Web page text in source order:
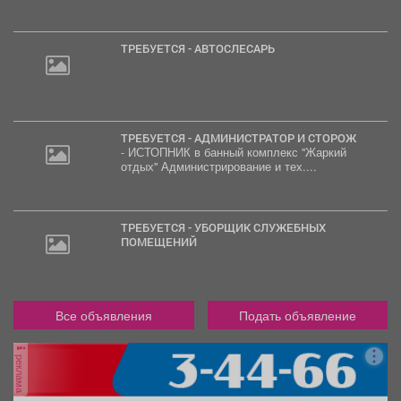
ТРЕБУЕТСЯ - АВТОСЛЕСАРЬ
ТРЕБУЕТСЯ - АДМИНИСТРАТОР И СТОРОЖ
- ИСТОПНИК в банный комплекс "Жаркий
отдых" Администрирование и тех....
ТРЕБУЕТСЯ - УБОРЩИК СЛУЖЕБНЫХ
ПОМЕЩЕНИЙ
Все объявления Подать объявление
реклама